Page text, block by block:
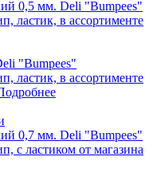
"Bumpees"
ластик, в ассортименте